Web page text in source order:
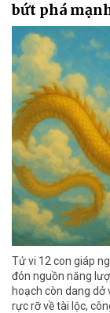
bứt phá
Tử vi 12 con giáp
đón nguồn năng
hoạch còn dang dở
rực rỡ về tài lộc,